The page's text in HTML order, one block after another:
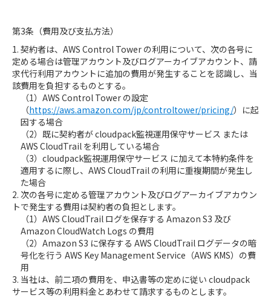
第3条（費用及び支払方法）
1. 契約者は、AWS Control Tower の利用について、次の各号に
定める場合は管理アカウント及びログアーカイブアカウント、請
求代行利用アカウントに追加の費用が発生することを認識し、当
該費用を負担するものとする。
（1）AWS Control Tower の設定
（https://aws.amazon.com/jp/controltower/pricing/）に起
因する場合
（2）既に契約者が cloudpack監視運用保守サービス または
AWS CloudTrail を利用している場合
（3）cloudpack監視運用保守サービス に加えて本特約条件を
適用するに際し、AWS CloudTrail の利用に重複期間が発生し
た場合
2. 次の各号に定める管理アカウント及びログアーカイブアカウン
トで発生する費用は契約者の負担とします。
（1）AWS CloudTrail ログを保存する Amazon S3 及び
Amazon CloudWatch Logs の費用
（2）Amazon S3 に保存する AWS CloudTrail ログデータの暗
号化を行う AWS Key Management Service（AWS KMS）の費
用
3. 当社は、前二項の費用を、申込書等の定めに従い cloudpack
サービス等の利用料金とあわせて請求するものとします。